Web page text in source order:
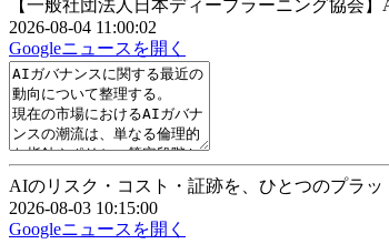
【一般社団法人日本ディープラーニング協会
2026-08-04 11:00:02
Googleニュースを開く
AIのリスク・コスト・証跡を、ひとつのプラッ
2026-08-03 10:15:00
Googleニュースを開く